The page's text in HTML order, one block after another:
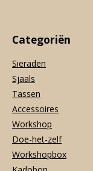
Categoriën
Sieraden
Sjaals
Tassen
Accessoires
Workshop
Doe-het-zelf
Workshopbox